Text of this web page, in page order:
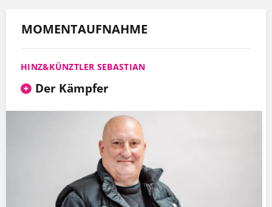
MOMENTAUFNAHME
HINZ&KÜNZTLER SEBASTIAN
Der Kämpfer